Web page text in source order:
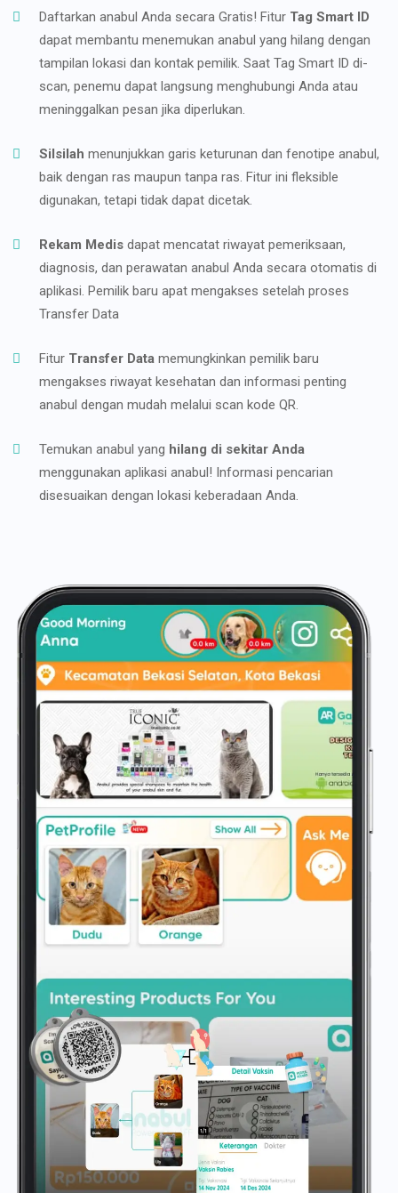
Daftarkan anabul Anda secara Gratis! Fitur Tag Smart ID
dapat membantu menemukan anabul yang hilang dengan
tampilan lokasi dan kontak pemilik. Saat Tag Smart ID di-
scan, penemu dapat langsung menghubungi Anda atau
meninggalkan pesan jika diperlukan.
Silsilah menunjukkan garis keturunan dan fenotipe anabul,
baik dengan ras maupun tanpa ras. Fitur ini fleksible
digunakan, tetapi tidak dapat dicetak.
Rekam Medis dapat mencatat riwayat pemeriksaan,
diagnosis, dan perawatan anabul Anda secara otomatis di
aplikasi. Pemilik baru apat mengakses setelah proses
Transfer Data
Fitur Transfer Data memungkinkan pemilik baru
mengakses riwayat kesehatan dan informasi penting
anabul dengan mudah melalui scan kode QR.
Temukan anabul yang hilang di sekitar Anda
menggunakan aplikasi anabul! Informasi pencarian
disesuaikan dengan lokasi keberadaan Anda.